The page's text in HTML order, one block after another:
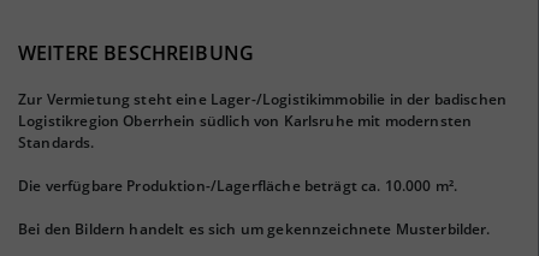
WEITERE BESCHREIBUNG
Zur Vermietung steht eine Lager-/Logistikimmobilie in der badischen
Logistikregion Oberrhein südlich von Karlsruhe mit modernsten
Standards.
Die verfügbare Produktion-/Lagerfläche beträgt ca. 10.000 m².
Bei den Bildern handelt es sich um gekennzeichnete Musterbilder.